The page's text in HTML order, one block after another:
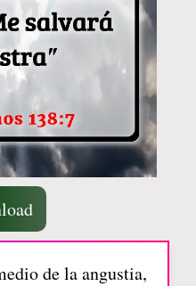
de la angustia,